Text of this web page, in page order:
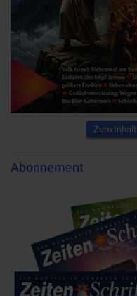
Zum Inhalt
Abonnement